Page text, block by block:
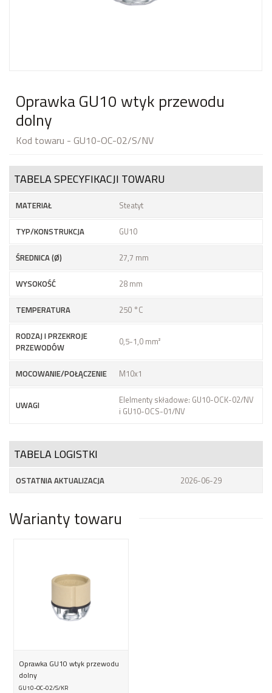
Oprawka GU10 wtyk przewodu
dolny
Kod towaru - GU10-OC-02/S/NV
TABELA SPECYFIKACJI TOWARU
MATERIAŁ Steatyt
TYP/KONSTRUKCJA GU10
ŚREDNICA (Ø) 27,7 mm
WYSOKOŚĆ 28 mm
TEMPERATURA 250 °C
RODZAJ I PRZEKROJE
PRZEWODÓW
0,5-1,0 mm²
MOCOWANIE/POŁĄCZENIE M10x1
UWAGI
Elelmenty składowe: GU10-OCK-02/NV
i GU10-OCS-01/NV
TABELA LOGISTKI
OSTATNIA AKTUALIZACJA 2026-06-29
Warianty towaru
Oprawka GU10 wtyk przewodu
dolny
GU10-OC-02/S/KR